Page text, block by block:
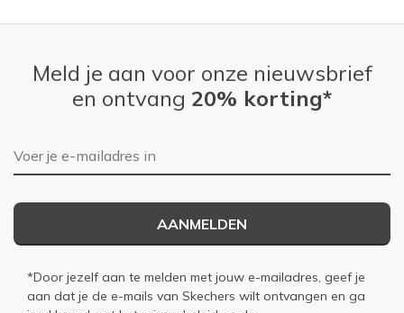
Meld je aan voor onze nieuwsbrief
en ontvang 20% korting*
E-mailadres
AANMELDEN
*Door jezelf aan te melden met jouw e-mailadres, geef je
aan dat je de e-mails van Skechers wilt ontvangen en ga